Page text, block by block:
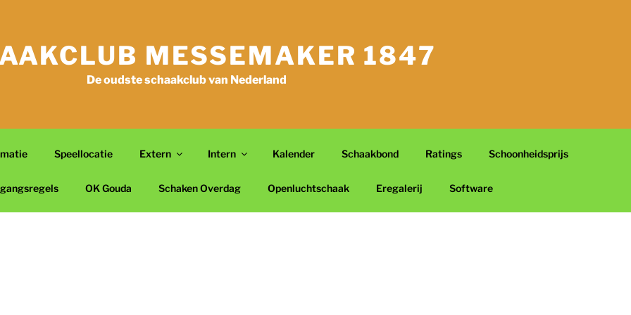
MESSEMAKER 1847
De oudste schaakclub van Nederland
Speellocatie Extern Intern Kalender Schaakbond Ratings Schoonheidsprijs
OK Gouda Schaken Overdag Openluchtschaak Eregalerij Software